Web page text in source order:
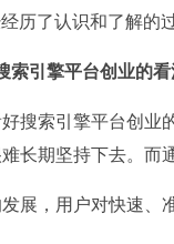
历了认识和了解的
索引擎平台创业的
搜索引擎平台创业
长期坚持下去。而
展，用户对快速、